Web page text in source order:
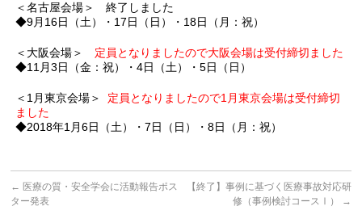
＜名古屋会場＞ 終了しました
◆9月16日（土）・17日（日）・18日（月：祝）
＜大阪会場＞ 定員となりましたので大阪会場は受付締切ました
◆11月3日（金：祝）・4日（土）・5日（日）
＜1月東京会場＞ 定員となりましたので1月東京会場は受付締切
ました
◆2018年1月6日（土）・7日（日）・8日（月：祝）
← 医療の質・安全学会に活動報告ポス
ター発表
【終了】事例に基づく医療事故対応研
修（事例検討コースⅠ）
→